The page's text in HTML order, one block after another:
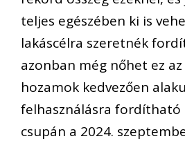
teljes egészében ki is
lakáscélra szeretnék
azonban még nőhet ez az
hozamok kedvezően
felhasználásra fordítható
csupán a 2024.